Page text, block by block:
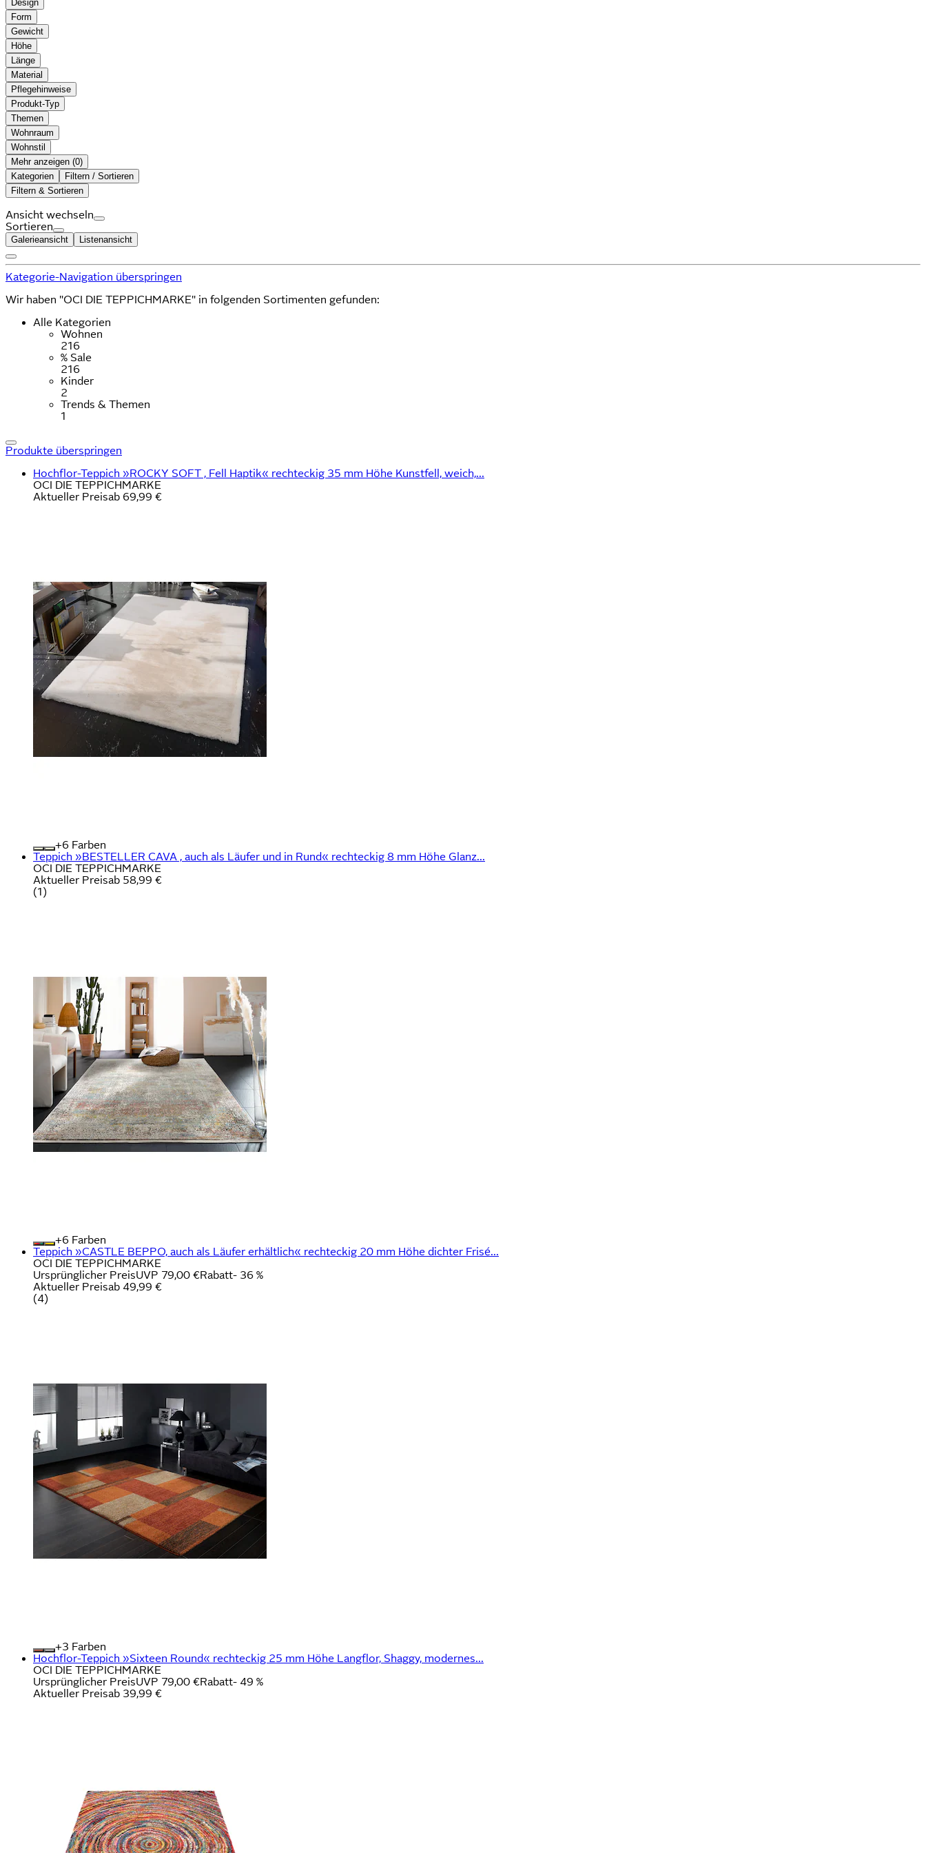
Design
Form
Gewicht
Höhe
Länge
Material
Pflegehinweise
Produkt-Typ
Themen
Wohnraum
Wohnstil
Mehr anzeigen ( )
Kategorien
Filtern / Sortieren
Filtern & Sortieren
Ansicht wechseln
Sortieren
Galerieansicht Listenansicht
Kategorie-Navigation überspringen
Wir haben "OCI DIE TEPPICHMARKE" in folgenden Sortimenten gefunden:
Alle Kategorien
Wohnen
216
% Sale
216
Kinder
2
Trends & Themen
1
Produkte überspringen
Hochflor-Teppich »ROCKY SOFT , Fell Haptik« rechteckig 35 mm Höhe Kunstfell, weich,...
OCI DIE TEPPICHMARKE
Aktueller Preisab 69,99 €
+
Farben
Teppich »BESTELLER CAVA , auch als Läufer und in Rund« rechteckig 8 mm Höhe Glanz...
OCI DIE TEPPICHMARKE
Aktueller Preisab 58,99 €
(1)
+
Farben
Teppich »CASTLE BEPPO, auch als Läufer erhältlich« rechteckig 20 mm Höhe dichter Frisé...
OCI DIE TEPPICHMARKE
Ursprünglicher PreisUVP 79,00 €Rabatt- 36 %
Aktueller Preisab 49,99 €
(4)
+
Farben
Hochflor-Teppich »Sixteen Round« rechteckig 25 mm Höhe Langflor, Shaggy, modernes...
OCI DIE TEPPICHMARKE
Ursprünglicher PreisUVP 79,00 €Rabatt- 49 %
Aktueller Preisab 39,99 €